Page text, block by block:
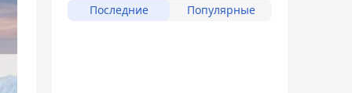
Последние Популярные